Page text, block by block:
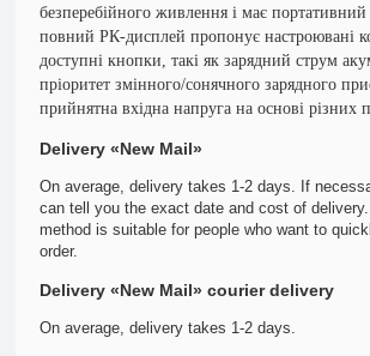
безперебійного живлення і має
повний РК-дисплей пропонує настроювані
доступні кнопки, такі як зарядний струм
пріоритет змінного/сонячного зарядного
прийнятна вхідна напруга на основі різних
Delivery «New Mail»
On average, delivery takes 1-2 days. If
can tell you the exact date and cost of
method is suitable for people who want to
order.
Delivery «New Mail» courier delivery
On average, delivery takes 1-2 days.